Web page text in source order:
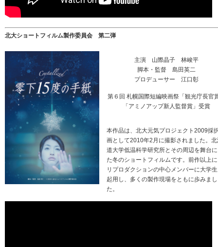
北大ショートフィルム製作委員会 第二弾
主演 山際晶子 林峻平
脚本・監督 島田英二
プロデューサー 江口彰
第６回 札幌国際短編映画祭「観光庁長官
「アミノアップ新人監督賞」受賞
本作品は、北大元気プロジェクト2009採
画として2010年2月に撮影されました。
道大学低温科学研究所とその周辺を舞台
た冬のショートフィルムです。前作以上
リプロダクションの中心メンバーに大学
起用し、多くの製作現場をともに歩みまし
た。